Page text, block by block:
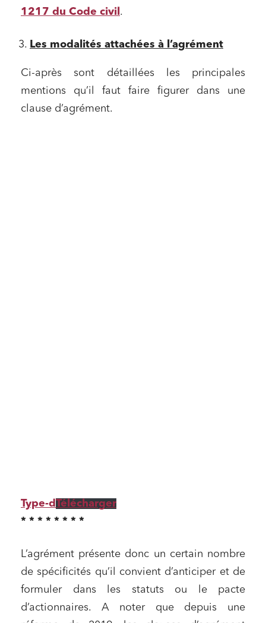
1217 du Code civil .
Les modalités attachées à l’agrément
Ci-après sont détaillées les principales
mentions qu’il faut faire figurer dans une
clause d’agrément.
Type-d Télécharger
* * * * * * * *
L’agrément présente donc un certain nombre
de spécificités qu’il convient d’anticiper et de
formuler dans les statuts ou le pacte
d’actionnaires. A noter que depuis une
solidaire
Entreprises du numérique
Établissements financiers
Mobilité et transport